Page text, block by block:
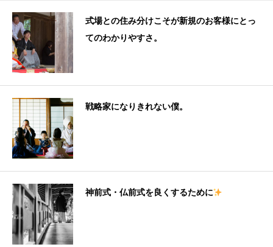
式場との住み分けこそが新規のお客様にとっ
てのわかりやすさ。
戦略家になりきれない僕。
神前式・仏前式を良くするために